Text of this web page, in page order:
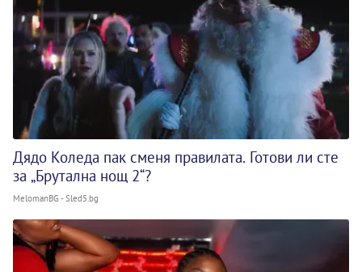
Дядо Коледа пак сменя правилата. Готови ли сте
за „Брутална нощ 2“?
MelomanBG - Sled5.bg